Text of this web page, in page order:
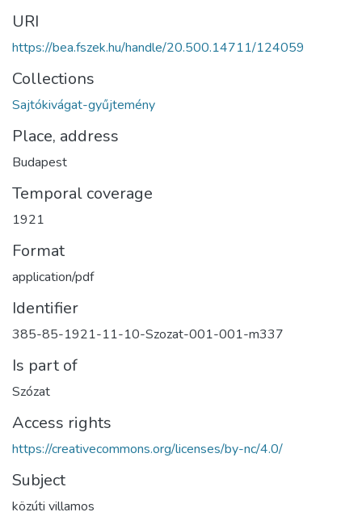
URI
https://bea.fszek.hu/handle/20.500.14711/124059
Collections
Sajtókivágat-gyűjtemény
Place, address
Budapest
Temporal coverage
1921
Format
application/pdf
Identifier
385-85-1921-11-10-Szozat-001-001-m337
Is part of
Szózat
Access rights
https://creativecommons.org/licenses/by-nc/4.0/
Subject
közúti villamos